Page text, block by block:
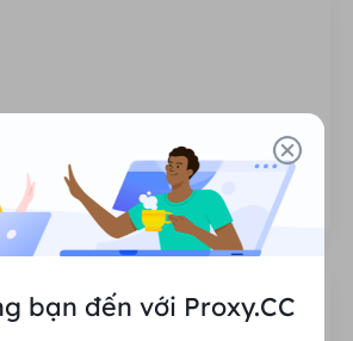
hạn về số lần sử dụng hoặc
bạn đến với Proxy.CC